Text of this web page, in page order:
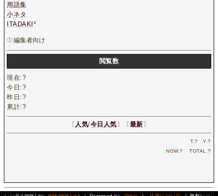
用語集
小ネタ
ITADAKI³
編集者向け
閲覧数
現在:?
今日:?
昨日:?
累計:?
〔 人気/今日人気 〕〔 最新 〕
T.? Y.?
NOW.? TOTAL.?